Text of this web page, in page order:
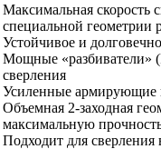
Максимальная скорость
специальной геометрии
Устойчивое и
Мощные «разбиватели»
сверления
Усиленные армирующие
Объемная 2-заходная
максимальную
Подходит для